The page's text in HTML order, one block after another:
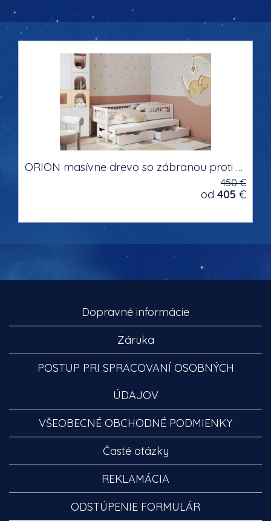
ORION masívne drevo so zábranou proti pádu dvojlôžková detská posteľ s výsuvným lôžkom s úložným priestorom na posteľnú bielizeň
450 €
od 405 €
Dopravné informácie
Záruka
POSTUP PRI SPRACOVANÍ OSOBNÝCH
ÚDAJOV
VŠEOBECNÉ OBCHODNÉ PODMIENKY
Časté otázky
REKLAMÁCIA
ODSTÚPENIE FORMULÁR